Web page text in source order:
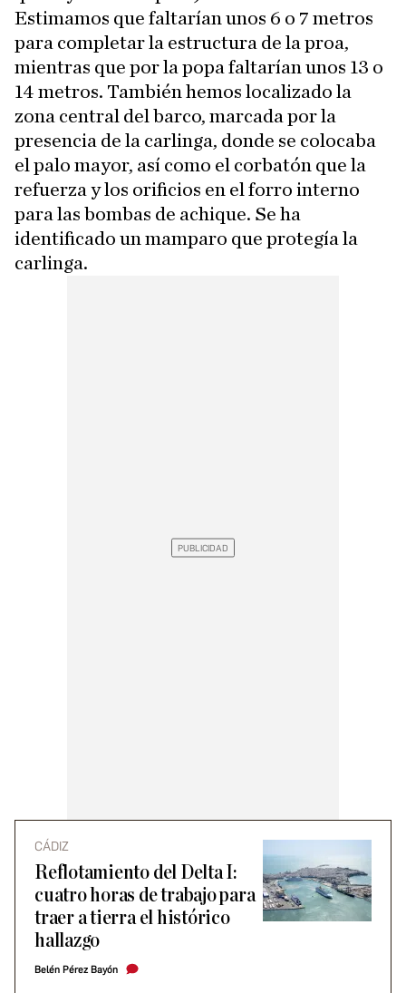
Estimamos que faltarían unos 6 o 7 metros
para completar la estructura de la proa,
mientras que por la popa faltarían unos 13 o
14 metros. También hemos localizado la
zona central del barco, marcada por la
presencia de la carlinga, donde se colocaba
el palo mayor, así como el corbatón que la
refuerza y los orificios en el forro interno
para las bombas de achique. Se ha
identificado un mamparo que protegía la
carlinga.
CÁDIZ
Reflotamiento del Delta I:
cuatro horas de trabajo para
traer a tierra el histórico
hallazgo
Belén Pérez Bayón